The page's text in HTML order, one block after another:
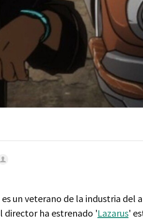
es un veterano de la industria del
director ha estrenado 'Lazarus'